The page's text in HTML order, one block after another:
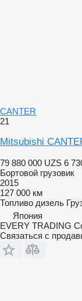
CANTER
21
Mitsubishi
79 880 000 UZS 6
Бортовой грузовик
2015
127 000 км
Топливо дизель
Япония
EVERY TRADING
Связаться с